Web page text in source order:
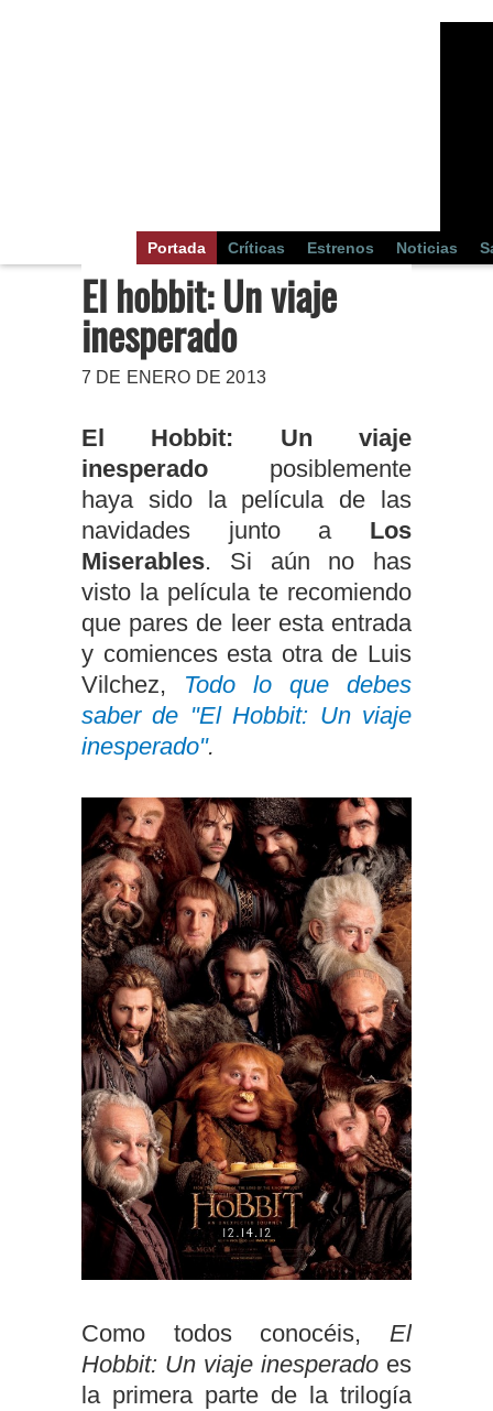
Portada Críticas Estrenos Noticias
El hobbit: Un viaje
inesperado
7 DE ENERO DE 2013
El Hobbit: Un viaje
inesperado posiblemente
haya sido la película de las
navidades junto a Los
Miserables. Si aún no has
visto la película te recomiendo
que pares de leer esta entrada
y comiences esta otra de Luis
Vilchez, Todo lo que debes
saber de "El Hobbit: Un viaje
inesperado".
Como todos conocéis, El
Hobbit: Un viaje inesperado es
la primera parte de la trilogía